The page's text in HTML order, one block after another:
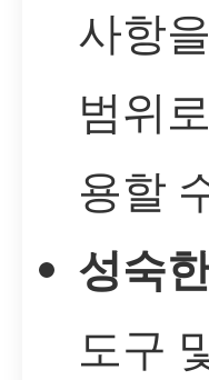
사항
범위
용할
성숙
도구